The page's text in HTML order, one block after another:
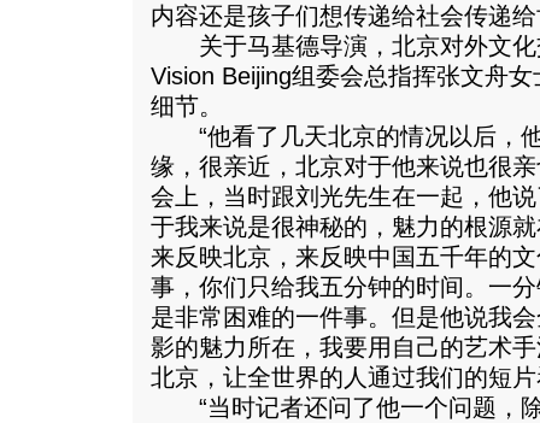
内容还是孩子们想传递给社会传递
关于马基德导演，北京对外文化
Vision Beijing组委会总指挥张文舟
细节。
“他看了几天北京的情况以后，
缘，很亲近，北京对于他来说也很
会上，当时跟刘光先生在一起，他
于我来说是很神秘的，魅力的根源
来反映北京，来反映中国五千年的
事，你们只给我五分钟的时间。一
是非常困难的一件事。但是他说我
影的魅力所在，我要用自己的艺术
北京，让全世界的人通过我们的短
“当时记者还问了他一个问题，